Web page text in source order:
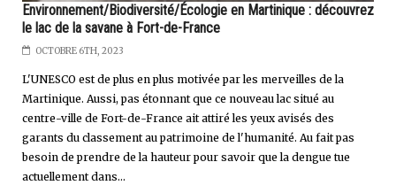
Environnement/Biodiversité/Écologie en Martinique : découvrez
le lac de la savane à Fort-de-France
OCTOBRE 6TH, 2023
L'UNESCO est de plus en plus motivée par les merveilles de la
Martinique. Aussi, pas étonnant que ce nouveau lac situé au
centre-ville de Fort-de-France ait attiré les yeux avisés des
garants du classement au patrimoine de l'humanité. Au fait pas
besoin de prendre de la hauteur pour savoir que la dengue tue
actuellement dans...